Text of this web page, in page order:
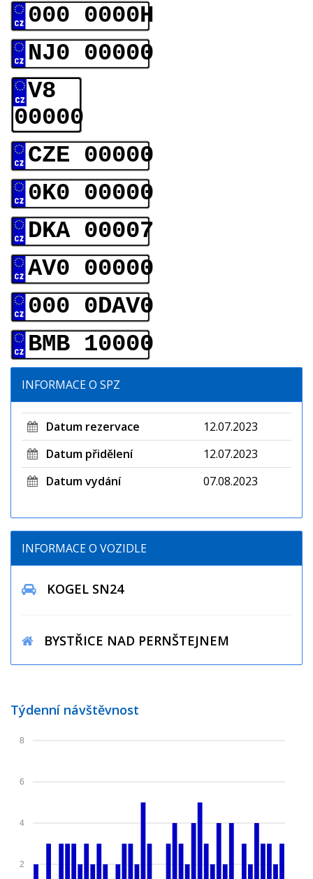
000 0000H
NJ0 00000
V8
00000
CZE 00000
0K0 00000
DKA 00007
AV0 00000
000 0DAV0
BMB 10000
INFORMACE O SPZ
Datum rezervace
12.07.2023
Datum přidělení
12.07.2023
Datum vydání
07.08.2023
INFORMACE O VOZIDLE
KOGEL SN24
BYSTŘICE NAD PERNŠTEJNEM
Týdenní návštěvnost
2
4
6
8